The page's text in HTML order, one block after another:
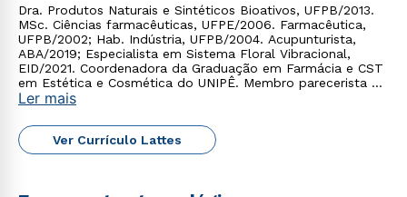
Dra. Produtos Naturais e Sintéticos Bioativos, UFPB/2013.
MSc. Ciências farmacêuticas, UFPE/2006. Farmacêutica,
UFPB/2002; Hab. Indústria, UFPB/2004. Acupunturista,
ABA/2019; Especialista em Sistema Floral Vibracional,
EID/2021. Coordenadora da Graduação em Farmácia e CST
em Estética e Cosmética do UNIPÊ. Membro parecerista do
CEP-2014/2019, UNIPÊ.
Ler mais
Ver Currículo Lattes
Rápido e fácil